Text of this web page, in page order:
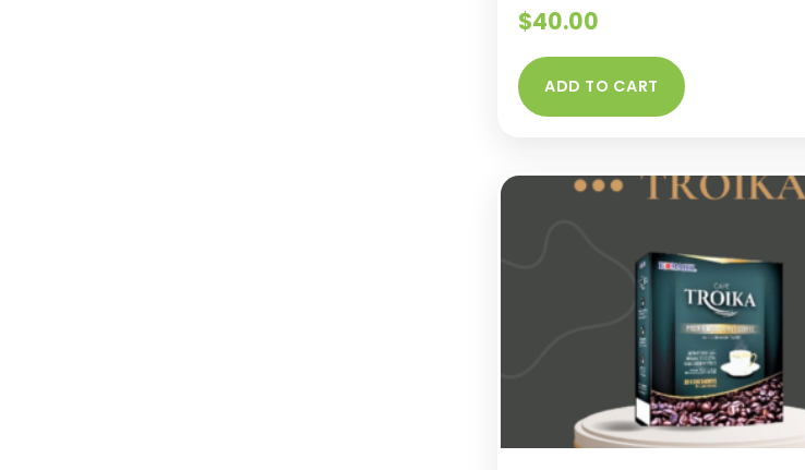
$40.00
ADD TO CART